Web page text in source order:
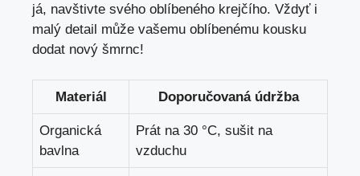
já, navštivte svého oblíbeného krejčího. Vždyť i
malý detail může vašemu oblíbenému kousku
dodat nový šmrnc!
Materiál Doporučovaná údržba
Organická
bavlna
Prát na 30 °C, sušit na
vzduchu